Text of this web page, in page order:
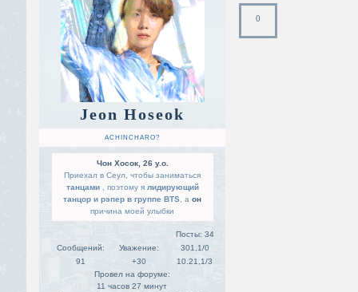
Jeon Hoseok
ACHINCHARO?
Чон Хосок, 26 y.o.
Приехал в Сеул, чтобы заниматься
танцами
, поэтому я лидирующий
танцор и рэпер в группе BTS , а он
причина моей улыбки
Сообщений:
91
Уважение:
+30
Посты: 34
301,1/0
10.21,1/3
Провел на форуме:
11 часов 27 минут
0